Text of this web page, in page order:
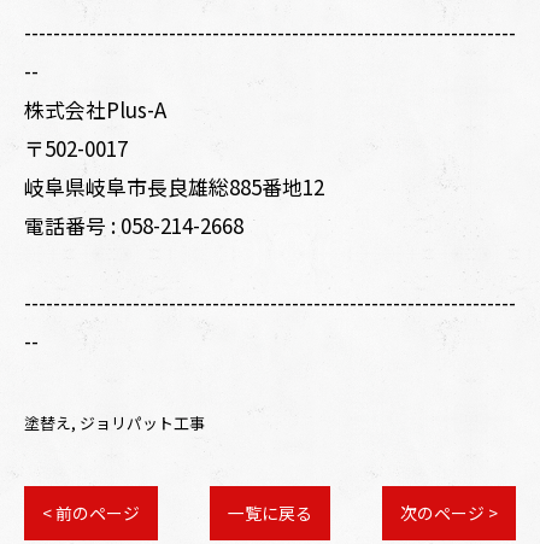
--------------------------------------------------------------------
--
株式会社Plus-A
〒502-0017
岐阜県岐阜市長良雄総885番地12
電話番号 : 058-214-2668
--------------------------------------------------------------------
--
塗替え ジョリパット工事
< 前のページ 一覧に戻る 次のページ >